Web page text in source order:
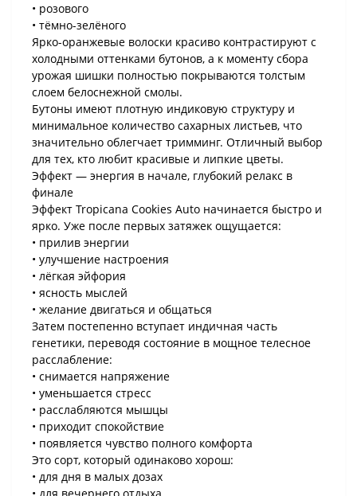
• розового
• тёмно-зелёного
Ярко-оранжевые волоски красиво контрастируют с
холодными оттенками бутонов, а к моменту сбора
урожая шишки полностью покрываются толстым
слоем белоснежной смолы.
Бутоны имеют плотную индиковую структуру и
минимальное количество сахарных листьев, что
значительно облегчает тримминг. Отличный выбор
для тех, кто любит красивые и липкие цветы.
Эффект — энергия в начале, глубокий релакс в
финале
Эффект Tropicana Cookies Auto начинается быстро и
ярко. Уже после первых затяжек ощущается:
• прилив энергии
• улучшение настроения
• лёгкая эйфория
• ясность мыслей
• желание двигаться и общаться
Затем постепенно вступает индичная часть
генетики, переводя состояние в мощное телесное
расслабление:
• снимается напряжение
• уменьшается стресс
• расслабляются мышцы
• приходит спокойствие
• появляется чувство полного комфорта
Это сорт, который одинаково хорош:
• для дня в малых дозах